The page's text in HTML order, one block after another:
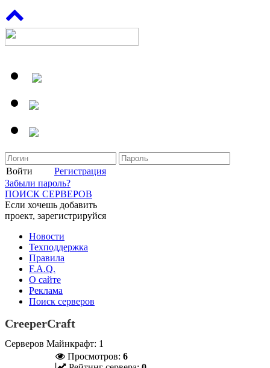
Войти
Регистрация
Забыли пароль?
ПОИСК СЕРВЕРОВ
Если хочешь добавить
проект, зарегистрируйся
Новости
Техподдержка
Правила
F.A.Q.
О сайте
Реклама
Поиск серверов
CreeperCraft
Серверов Майнкрафт: 1
Просмотров: 6